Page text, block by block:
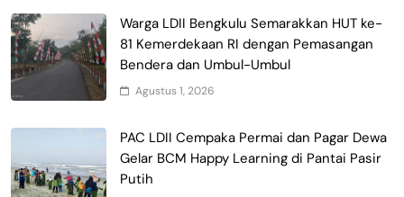
Warga LDII Bengkulu Semarakkan HUT ke-
81 Kemerdekaan RI dengan Pemasangan
Bendera dan Umbul-Umbul
Agustus 1, 2026
PAC LDII Cempaka Permai dan Pagar Dewa
Gelar BCM Happy Learning di Pantai Pasir
Putih